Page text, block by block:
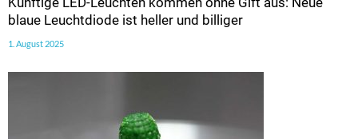
blaue Leuchtdiode ist heller und billiger
1. August 2025